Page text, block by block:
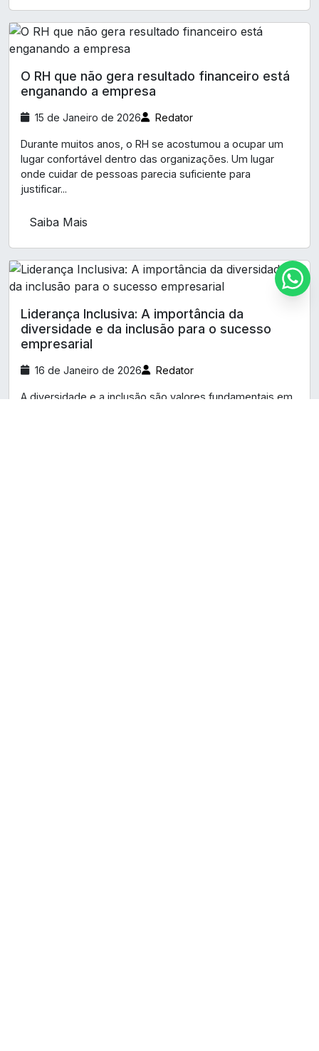
O RH que não gera resultado financeiro está
enganando a empresa
15 de Janeiro de 2026 Redator
Durante muitos anos, o RH se acostumou a ocupar um
lugar confortável dentro das organizações. Um lugar
onde cuidar de pessoas parecia suficiente para
justificar...
Saiba Mais
Liderança Inclusiva: A importância da
diversidade e da inclusão para o sucesso
empresarial
16 de Janeiro de 2026 Redator
A diversidade e a inclusão são valores fundamentais em